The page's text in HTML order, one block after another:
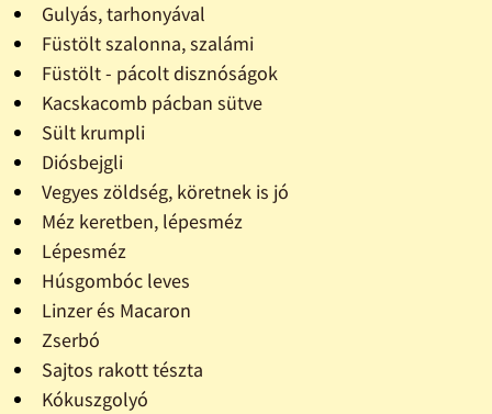
Gulyás, tarhonyával
Füstölt szalonna, szalámi
Füstölt - pácolt disznóságok
Kacskacomb pácban sütve
Sült krumpli
Diósbejgli
Vegyes zöldség, köretnek is jó
Méz keretben, lépesméz
Lépesméz
Húsgombóc leves
Linzer és Macaron
Zserbó
Sajtos rakott tészta
Kókuszgolyó